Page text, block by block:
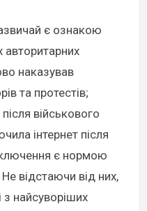
є ознакою
авторитарних
наказував
та протестів;
військового
інтернет після
є нормою
Не відстаючи від них,
найсуворіших